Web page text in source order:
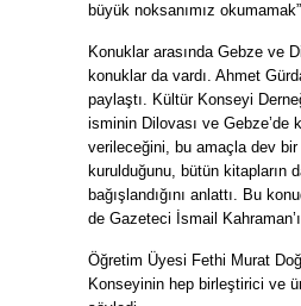
büyük noksanımız
Konuklar arasında Gebze ve
konuklar da vardı. Ahmet
paylaştı. Kültür Konseyi
isminin Dilovası ve Gebze’de
verileceğini, bu amaçla dev
kurulduğunu, bütün kitapların
bağışlandığını anlattı. Bu
de Gazeteci İsmail
Öğretim Üyesi Fethi Murat
Konseyinin hep birleştirici ve